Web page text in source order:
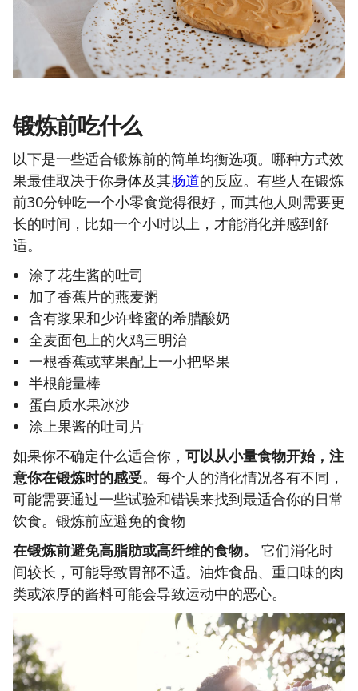
锻炼前吃什么
以下是一些适合锻炼前的简单均衡选项。哪种方式效
果最佳取决于你身体及其肠道的反应。有些人在锻炼
前30分钟吃一个小零食觉得很好，而其他人则需要更
长的时间，比如一个小时以上，才能消化并感到舒
适。
涂了花生酱的吐司
加了香蕉片的燕麦粥
含有浆果和少许蜂蜜的希腊酸奶
全麦面包上的火鸡三明治
一根香蕉或苹果配上一小把坚果
半根能量棒
蛋白质水果冰沙
涂上果酱的吐司片
如果你不确定什么适合你， 可以从小量食物开始，注
意你在锻炼时的感受。每个人的消化情况各有不同，
可能需要通过一些试验和错误来找到最适合你的日常
饮食。锻炼前应避免的食物
在锻炼前避免高脂肪或高纤维的食物。
它们消化时
间较长，可能导致胃部不适。油炸食品、重口味的肉
类或浓厚的酱料可能会导致运动中的恶心。